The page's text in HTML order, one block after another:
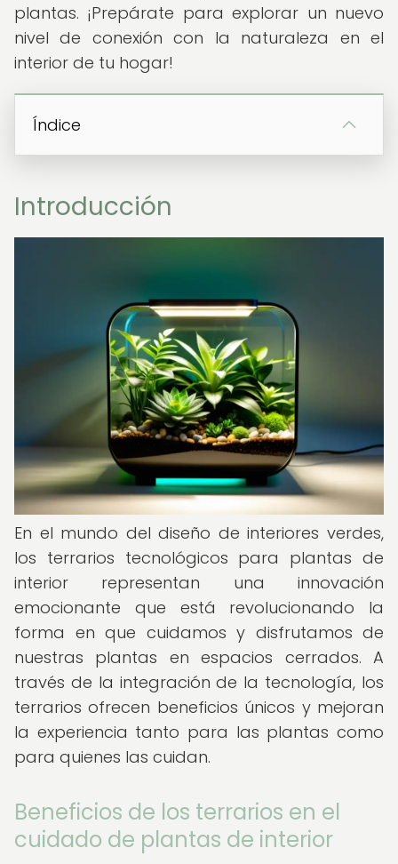
plantas. ¡Prepárate para explorar un nuevo
nivel de conexión con la naturaleza en el
interior de tu hogar!
Índice
Introducción
En el mundo del diseño de interiores verdes,
los terrarios tecnológicos para plantas de
interior representan una innovación
emocionante que está revolucionando la
forma en que cuidamos y disfrutamos de
nuestras plantas en espacios cerrados. A
través de la integración de la tecnología, los
terrarios ofrecen beneficios únicos y mejoran
la experiencia tanto para las plantas como
para quienes las cuidan.
Beneficios de los terrarios en el
cuidado de plantas de interior